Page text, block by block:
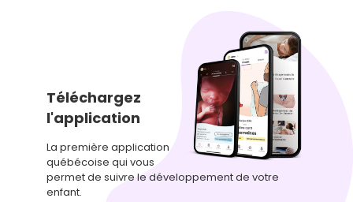
Téléchargez
l'application
La première application
québécoise qui vous
permet de suivre le développement de votre
enfant.